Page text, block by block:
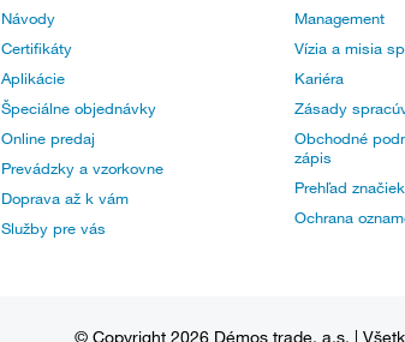
Návody
Certifikáty
Aplikácie
Špeciálne objednávky
Online predaj
Prevádzky a vzorkovne
Doprava až k vám
Služby pre vás
Management
Vízia a misia
Kariéra
Zásady
Obchodné
zápis
Prehľad značiek
Ochrana
© Copyright 2026 Démos trade, a.s. |